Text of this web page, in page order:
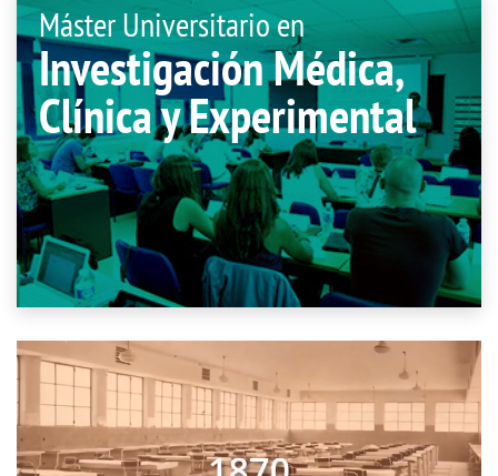
Máster Universitario en
Investigación Médica,
Clínica y Experimental